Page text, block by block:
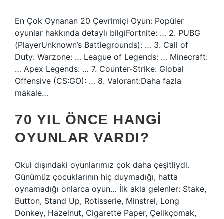
En Çok Oynanan 20 Çevrimiçi Oyun: Popüler
oyunlar hakkında detaylı bilgiFortnite: … 2. PUBG
(PlayerUnknown’s Battlegrounds): … 3. Call of
Duty: Warzone: … League of Legends: … Minecraft:
… Apex Legends: … 7. Counter-Strike: Global
Offensive (CS:GO): … 8. Valorant:Daha fazla
makale…
70 YIL ÖNCE HANGI
OYUNLAR VARDI?
Okul dışındaki oyunlarımız çok daha çeşitliydi.
Günümüz çocuklarının hiç duymadığı, hatta
oynamadığı onlarca oyun… İlk akla gelenler: Stake,
Button, Stand Up, Rotisserie, Minstrel, Long
Donkey, Hazelnut, Cigarette Paper, Çelikçomak,